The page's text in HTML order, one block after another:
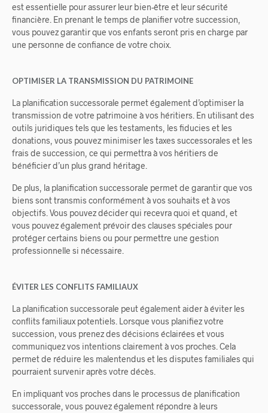
est essentielle pour assurer leur bien-être et leur sécurité
financière. En prenant le temps de planifier votre succession,
vous pouvez garantir que vos enfants seront pris en charge par
une personne de confiance de votre choix.
OPTIMISER LA TRANSMISSION DU PATRIMOINE
La planification successorale permet également d’optimiser la
transmission de votre patrimoine à vos héritiers. En utilisant des
outils juridiques tels que les testaments, les fiducies et les
donations, vous pouvez minimiser les taxes successorales et les
frais de succession, ce qui permettra à vos héritiers de
bénéficier d’un plus grand héritage.
De plus, la planification successorale permet de garantir que vos
biens sont transmis conformément à vos souhaits et à vos
objectifs. Vous pouvez décider qui recevra quoi et quand, et
vous pouvez également prévoir des clauses spéciales pour
protéger certains biens ou pour permettre une gestion
professionnelle si nécessaire.
ÉVITER LES CONFLITS FAMILIAUX
La planification successorale peut également aider à éviter les
conflits familiaux potentiels. Lorsque vous planifiez votre
succession, vous prenez des décisions éclairées et vous
communiquez vos intentions clairement à vos proches. Cela
permet de réduire les malentendus et les disputes familiales qui
pourraient survenir après votre décès.
En impliquant vos proches dans le processus de planification
successorale, vous pouvez également répondre à leurs